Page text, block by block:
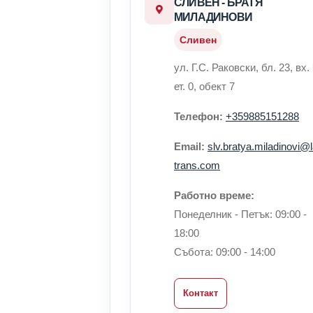
МИЛАДИНОВИ
Сливен
ул. Г.С. Раковски, бл. 23, вх.
ет. 0, обект 7
Телефон: +359885151288
Email:
trans.com
Работно време:
Понеделник - Петък: 09:00 -
18:00
Събота: 09:00 - 14:00
Контакт